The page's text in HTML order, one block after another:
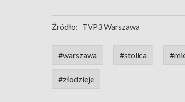
Źródło: TVP3 Warszawa
#warszawa #stolica
#złodzieje